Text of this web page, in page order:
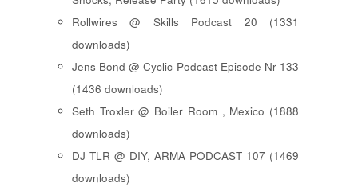
Rollwires @ Skills Podcast 20 (1331
downloads)
Jens Bond @ Cyclic Podcast Episode Nr 133
(1436 downloads)
Seth Troxler @ Boiler Room , Mexico (1888
downloads)
DJ TLR @ DIY, ARMA PODCAST 107 (1469
downloads)